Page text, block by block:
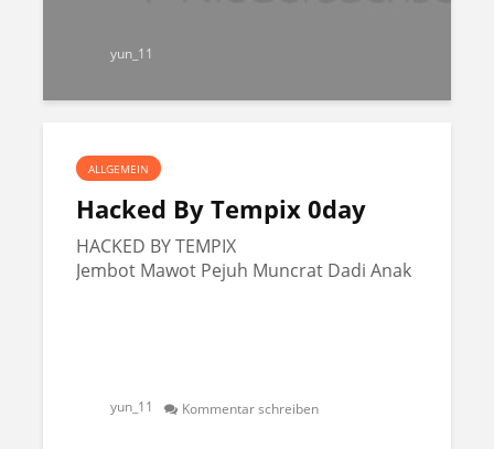
yun_11
ALLGEMEIN
Hacked By Tempix 0day
HACKED BY TEMPIX
Jembot Mawot Pejuh Muncrat Dadi Anak
yun_11 Kommentar schreiben